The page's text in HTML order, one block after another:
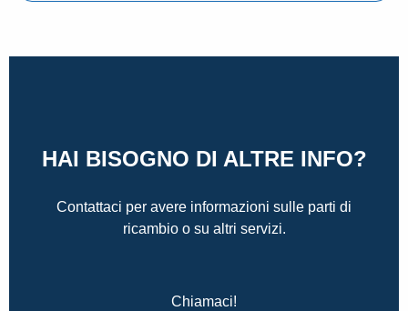
HAI BISOGNO DI ALTRE INFO?
Contattaci per avere informazioni sulle parti di
ricambio o su altri servizi.
Chiamaci!